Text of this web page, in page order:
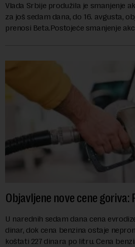
Vlada Srbije produžila je smanjenje
za još sedam dana, do 16. avgusta,
prenosi Beta.Postojeće smanjenje
Objavljene nove cene goriva:
U narednih sedam dana cena
dinar, dok cena benzina ostaje
koštati 227 dinara po litru. Cena